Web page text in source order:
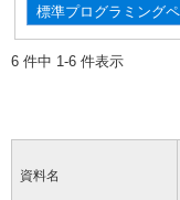
標準プログラミング
6 件中 1-6 件表示
資料名